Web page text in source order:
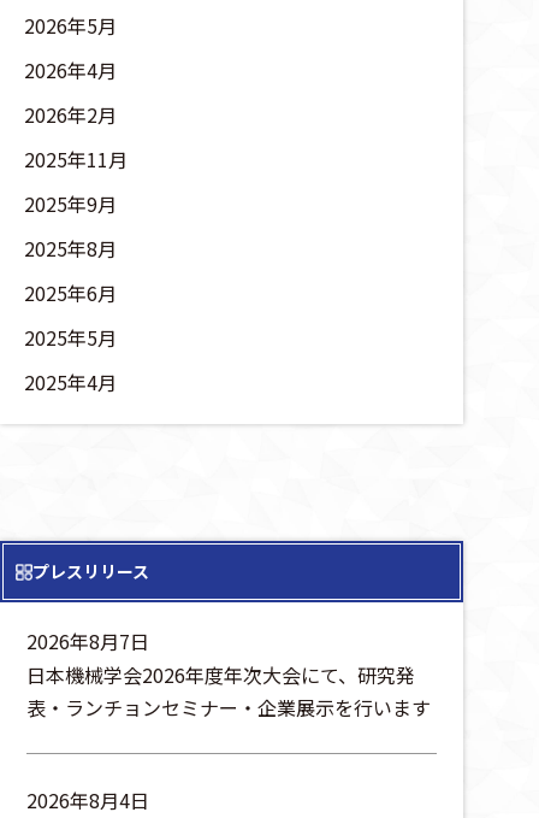
2026年5月
2026年4月
2026年2月
2025年11月
2025年9月
2025年8月
2025年6月
2025年5月
2025年4月
プレスリリース
2026年8月7日
日本機械学会2026年度年次大会にて、研究発
表・ランチョンセミナー・企業展示を行います
2026年8月4日